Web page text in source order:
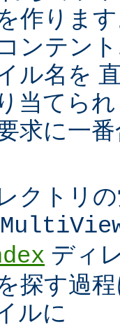
作りま
ンテン
ル名を
当てら
求に一
クトリ
ディ
探す過
ルに